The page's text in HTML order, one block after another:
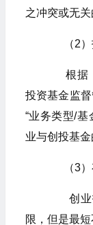
之冲突或无关
（2）
根据《
投资基金监
“业务类型/基
业与创投基金
（3）
创业
限，但是最短